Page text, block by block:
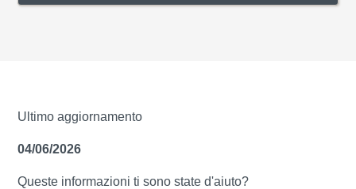
Ultimo aggiornamento
04/06/2026
Queste informazioni ti sono state d'aiuto?